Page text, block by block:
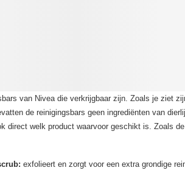
van Nivea die verkrijgbaar zijn. Zoals je ziet
de reinigingsbars geen ingrediënten van
direct welk product waarvoor geschikt is. Zoals
exfolieert en zorgt voor een extra grondige